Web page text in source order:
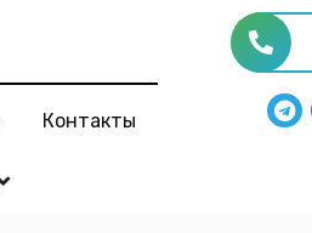
Контакты